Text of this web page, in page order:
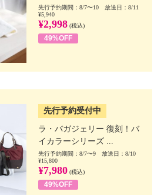
先行予約期間：8/7〜10 放送日：8/11
¥5,940
¥2,998 (税込)
49%OFF
先行予約受付中
ラ・バガジェリー 復刻！バ
イカラーシリーズ ...
先行予約期間：8/7〜9 放送日：8/10
¥15,800
¥7,980 (税込)
49%OFF